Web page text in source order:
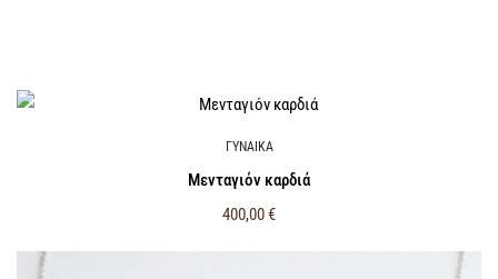
ΓΥΝΑΙΚΑ
Μενταγιόν καρδιά
400,00€